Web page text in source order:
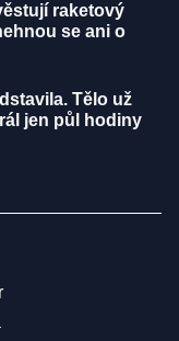
raketový
se ani o
Tělo už
jen půl hodiny